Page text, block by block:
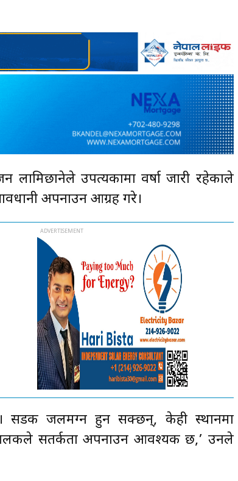
लामिछानेले उपत्यकामा वर्षा जारी रहेकाले
अपनाउन आग्रह गरे।
सडक जलमग्न हुन सक्छन्, केही स्थानमा
सतर्कता अपनाउन आवश्यक छ,’ उनले